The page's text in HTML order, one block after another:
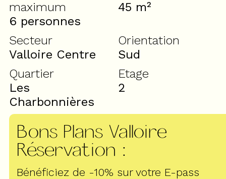
maximum
6 personnes
45 m²
Secteur
Valloire Centre
Orientation
Sud
Quartier
Les
Charbonnières
Etage
2
Bons Plans Valloire
Réservation :
Bénéficiez de -10% sur votre E-pass